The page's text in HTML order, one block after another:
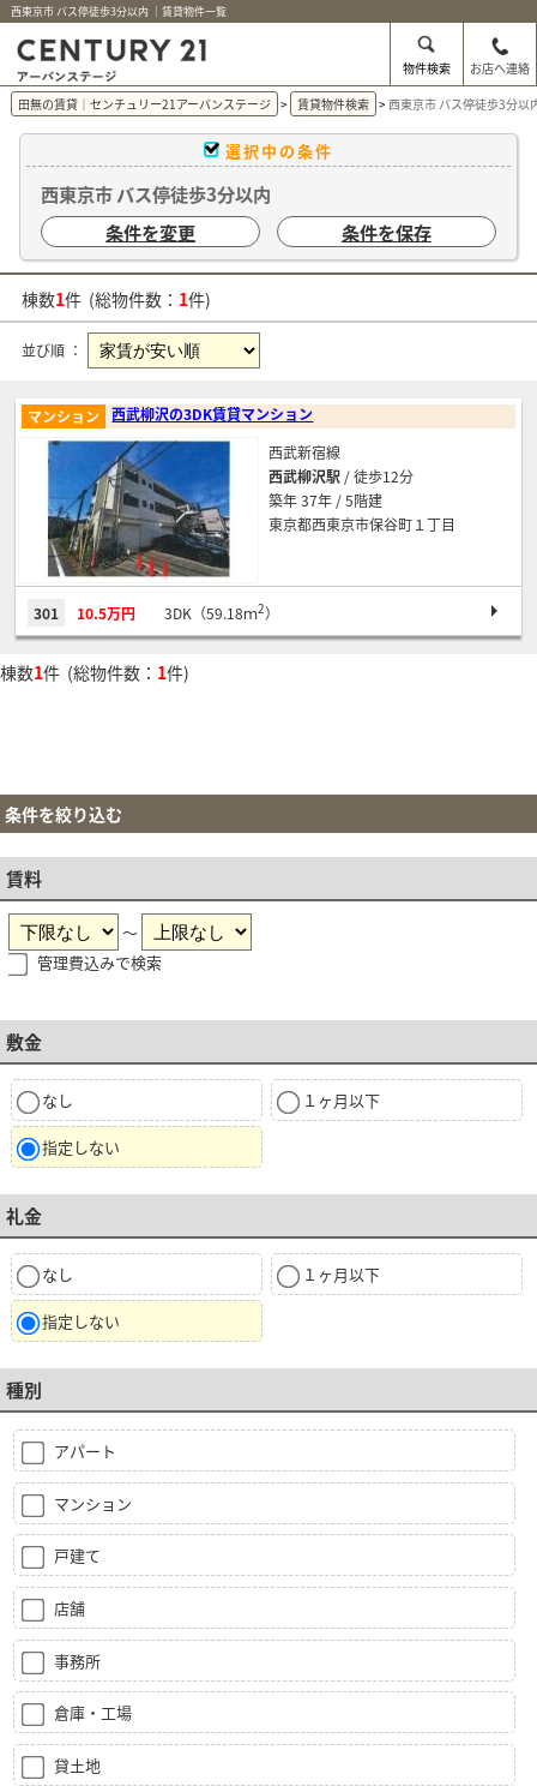
西東京市 バス停徒歩3分以内 ｜賃貸物件一覧
物件検索
お店へ連絡
田無の賃貸｜センチュリー21アーバンステージ
賃貸物件検索 西東京市 バス停徒歩3分以
選択中の条件
西東京市 バス停徒歩3分以内
条件を変更
条件を保存
棟数1件 (総物件数： 1件)
並び順 ：
西武柳沢の3DK賃貸マンション
マンション
西武新宿線
西武柳沢駅 / 徒歩12分
築年 37年 / 5階建
東京都西東京市保谷町１丁目
301 10.5万円 3DK（59.18ｍ2）
棟数1件 (総物件数： 1件)
条件を絞り込む
賃料
～
管理費込みで検索
敷金
なし １ヶ月以下
指定しない
礼金
なし １ヶ月以下
指定しない
種別
アパート
マンション
戸建て
店舗
事務所
倉庫・工場
貸土地